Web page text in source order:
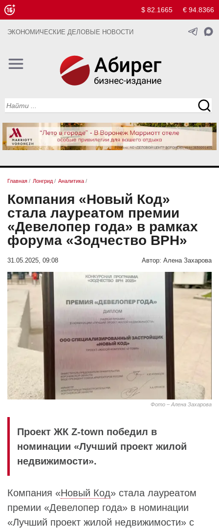
$ 82.1665 € 94.8366
ЭКОНОМИЧЕСКИЕ ДЕЛОВЫЕ НОВОСТИ
Главная / Лонгрид / Аналитика /
Компания «Новый Код»
стала лауреатом премии
«Девелопер года» в рамках
форума «Зодчество ВРН»
31.05.2025, 09:08 Автор: Алена Захарова
Фото – Алена Захарова
Проект ЖК Z-town победил в
номинации «Лучший проект жилой
недвижимости».
Компания «Новый Код» стала лауреатом
премии «Девелопер года» в номинации
«Лучший проект жилой недвижимости» с